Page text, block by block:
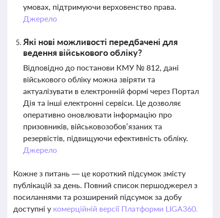
умовах, підтримуючи верховенство права.
Джерело
Які нові можливості передбачені для
ведення військового обліку?
Відповідно до постанови КМУ № 812, дані
військового обліку можна звіряти та
актуалізувати в електронній формі через Портал
Дія та інші електронні сервіси. Це дозволяє
оперативно оновлювати інформацію про
призовників, військовозобов’язаних та
резервістів, підвищуючи ефективність обліку.
Джерело
Кожне з питань — це короткий підсумок змісту
публікацій за день. Повний список першоджерел з
посиланнями та розширений підсумок за добу
доступні у комерційній версії Платформи LIGA360.